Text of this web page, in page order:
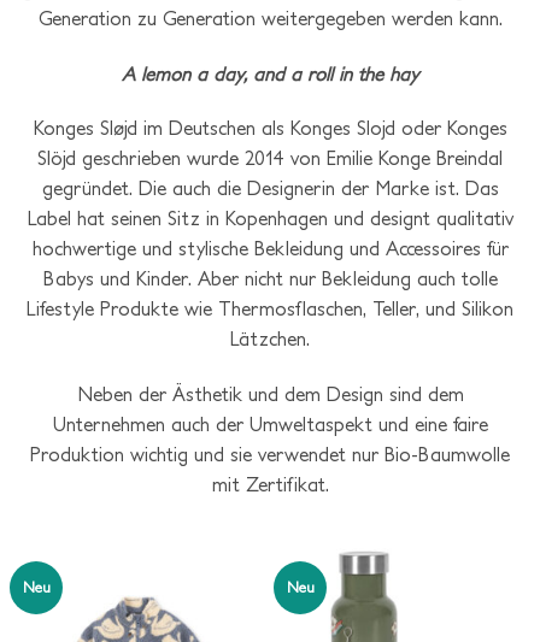
Generation zu Generation weitergegeben werden kann.
A lemon a day, and a roll in the hay
Konges Sløjd im Deutschen als Konges Slojd oder Konges
Slöjd geschrieben wurde 2014 von Emilie Konge Breindal
gegründet. Die auch die Designerin der Marke ist. Das
Label hat seinen Sitz in Kopenhagen und designt qualitativ
hochwertige und stylische Bekleidung und Accessoires für
Babys und Kinder. Aber nicht nur Bekleidung auch tolle
Lifestyle Produkte wie Thermosflaschen, Teller, und Silikon
Lätzchen.
Neben der Ästhetik und dem Design sind dem
Unternehmen auch der Umweltaspekt und eine faire
Produktion wichtig und sie verwendet nur Bio-Baumwolle
mit Zertifikat.
Neu Neu